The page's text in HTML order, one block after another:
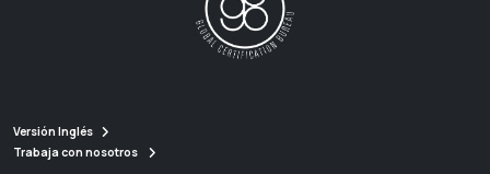
Versión Inglés
Trabaja con nosotros